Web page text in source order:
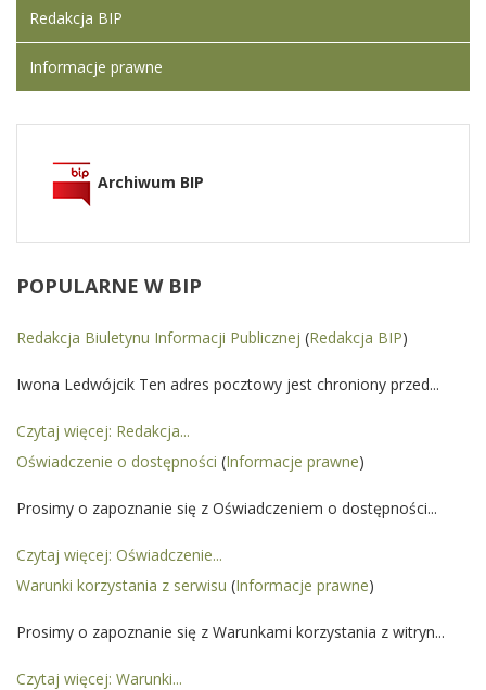
Redakcja BIP
Informacje prawne
Archiwum BIP
POPULARNE W BIP
Redakcja Biuletynu Informacji Publicznej (Redakcja BIP)
Iwona Ledwójcik Ten adres pocztowy jest chroniony przed...
Czytaj więcej: Redakcja...
Oświadczenie o dostępności (Informacje prawne)
Prosimy o zapoznanie się z Oświadczeniem o dostępności...
Czytaj więcej: Oświadczenie...
Warunki korzystania z serwisu (Informacje prawne)
Prosimy o zapoznanie się z Warunkami korzystania z witryn...
Czytaj więcej: Warunki...